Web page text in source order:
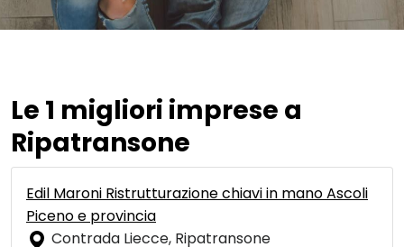
Le 1 migliori imprese a
Ripatransone
Edil Maroni Ristrutturazione chiavi in mano Ascoli
Piceno e provincia
Contrada Liecce, Ripatransone